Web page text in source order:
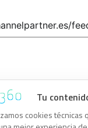
Tu
cookies